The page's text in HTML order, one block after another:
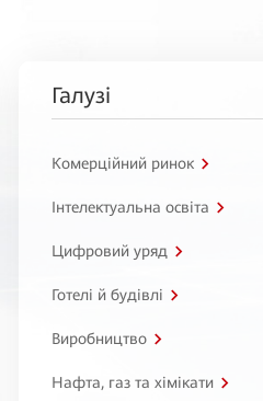
Галузі
Комерційний ринок
Інтелектуальна освіта
Цифровий уряд
Готелі й будівлі
Виробництво
Нафта, газ та хімікати